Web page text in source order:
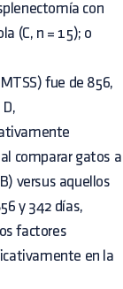
con
(C, n = 15); o
fue de 856,
comparar gatos a
versus aquellos
y 342 días,
factores
en la